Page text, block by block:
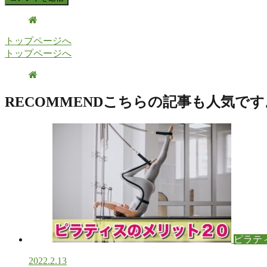
トップページへ
トップページへ
RECOMMENDこちらの記事も人気で
ピラテ
2022.2.13